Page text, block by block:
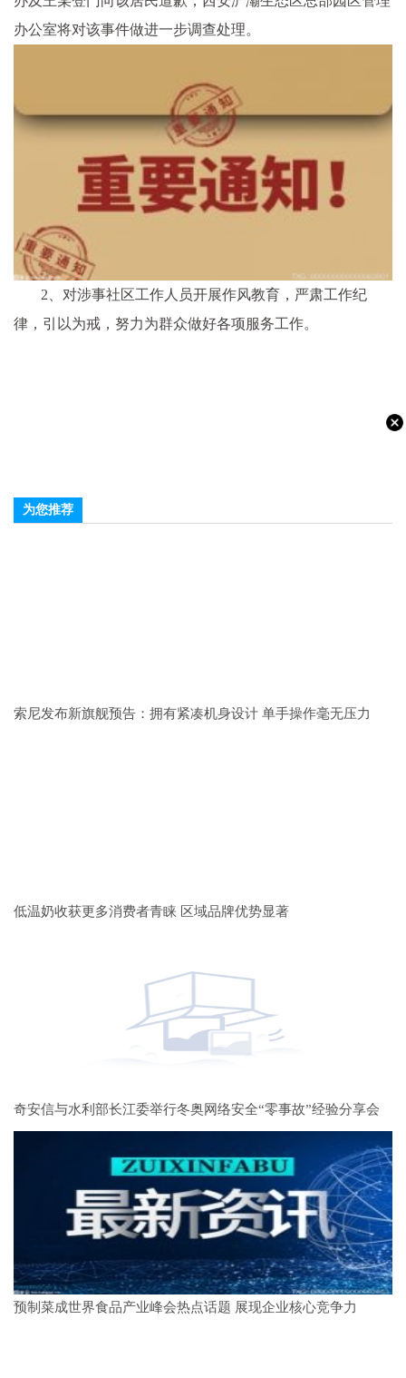
办公室将对该事件做进一步调查处理。
2、对涉事社区工作人员开展作风教育，严肃工作纪
律，引以为戒，努力为群众做好各项服务工作。
为您推荐
索尼发布新旗舰预告：拥有紧凑机身设计 单手操作毫无压力
低温奶收获更多消费者青睐 区域品牌优势显著
奇安信与水利部长江委举行冬奥网络安全“零事故”经验分享会
预制菜成世界食品产业峰会热点话题 展现企业核心竞争力